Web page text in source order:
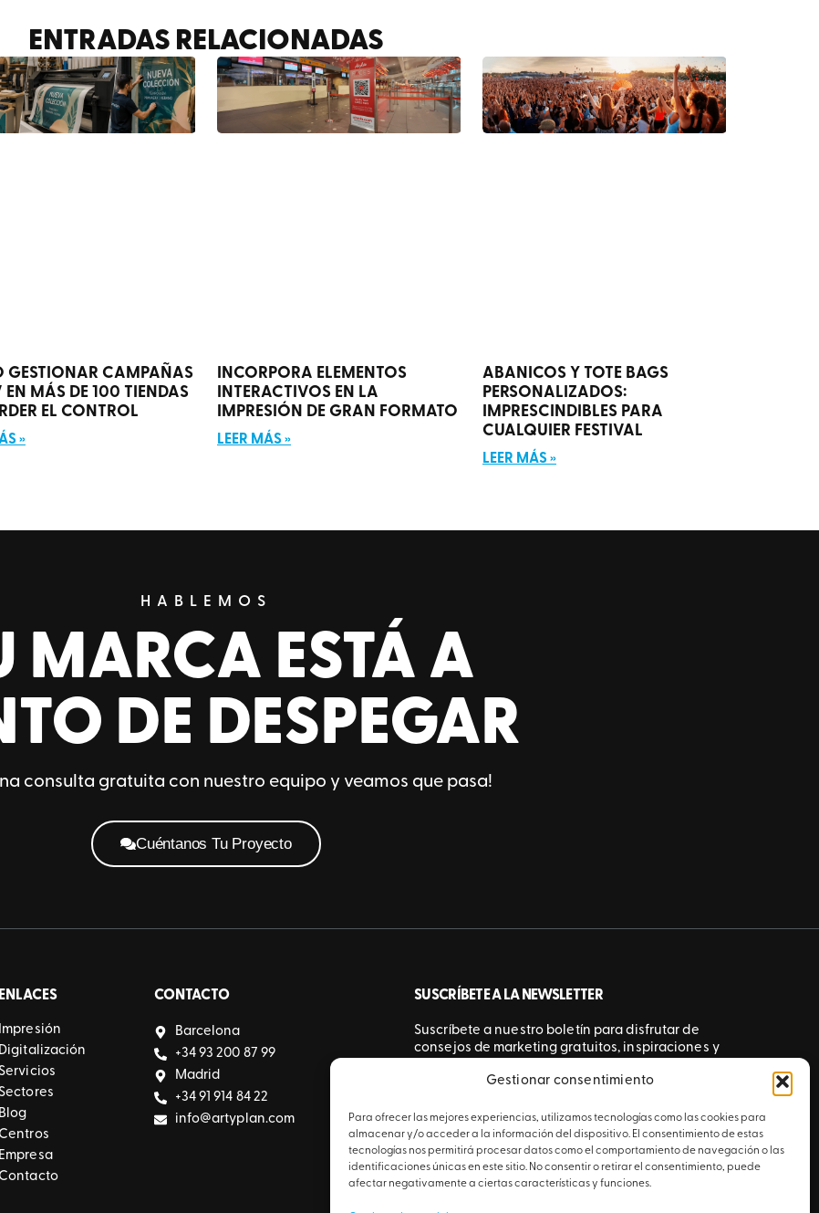
Gestionar consentimiento
Para ofrecer las mejores experiencias, utilizamos tecnologías como las cookies para
almacenar y/o acceder a la información del dispositivo. El consentimiento de estas
tecnologías nos permitirá procesar datos como el comportamiento de navegación o las
identificaciones únicas en este sitio. No consentir o retirar el consentimiento, puede
afectar negativamente a ciertas características y funciones.
ENTRADAS RELACIONADAS
GESTIONAR CAMPAÑAS
EN MÁS DE 100 TIENDAS
EL CONTROL
»
INCORPORA ELEMENTOS
INTERACTIVOS EN LA
IMPRESIÓN DE GRAN FORMATO
LEER MÁS »
ABANICOS Y TOTE BAGS
PERSONALIZADOS:
IMPRESCINDIBLES PARA
CUALQUIER FESTIVAL
LEER MÁS »
HABLEMOS
MARCA ESTÁ A
DE DESPEGAR
consulta gratuita con nuestro equipo y veamos que pasa!
Cuéntanos Tu Proyecto
ENLACES
Impresión
Digitalización
Servicios
Sectores
Blog
Centros
Empresa
Contacto
CONTACTO
Barcelona
+34 93 200 87 99
Madrid
+34 91 914 84 22
info@artyplan.com
SUSCRÍBETE A LA NEWSLETTER
Suscríbete a nuestro boletín para disfrutar de
consejos de marketing gratuitos, inspiraciones y
ENVIAR